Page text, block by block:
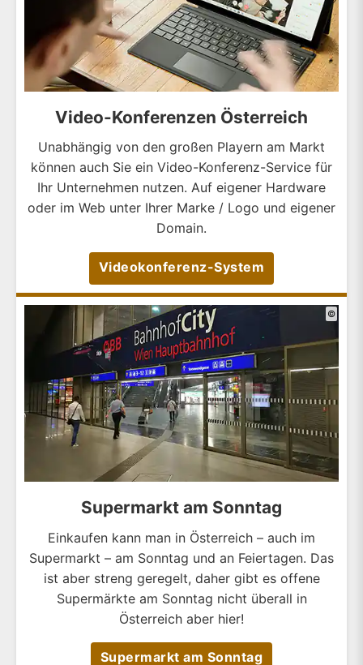
Video-Konferenzen Österreich
Unabhängig von den großen Playern am Markt
können auch Sie ein Video-Konferenz-Service für
Ihr Unternehmen nutzen. Auf eigener Hardware
oder im Web unter Ihrer Marke / Logo und eigener
Domain.
Videokonferenz-System
©
Supermarkt am Sonntag
Einkaufen kann man in Österreich – auch im
Supermarkt – am Sonntag und an Feiertagen. Das
ist aber streng geregelt, daher gibt es offene
Supermärkte am Sonntag nicht überall in
Österreich aber hier!
Supermarkt am Sonntag